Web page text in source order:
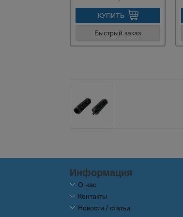
КУПИТЬ
Быстрый заказ
Информация
О нас
Контакты
Новости / статьи